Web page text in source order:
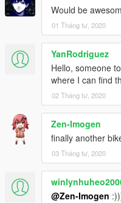
Would be
01 Tháng tư, 2020
YanRodriguez
Hello, someone
where I can find
02 Tháng tư, 2020
Zen-Imogen
finally another
03 Tháng tư, 2020
@Zen-Imogen